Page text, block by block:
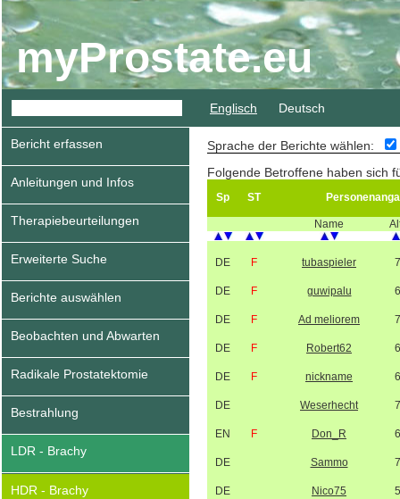
myProstate.eu
Englisch Deutsch
Bericht erfassen
Anleitungen und Infos
Therapiebeurteilungen
Erweiterte Suche
Berichte auswählen
Beobachten und Abwarten
Radikale Prostatektomie
Bestrahlung
LDR - Brachy
HDR - Brachy
Sprache der Berichte wählen:
Folgende Betroffene haben sich
Sp ST
Name
DE F tubaspieler
DE F guwipalu
DE F Ad meliorem
DE F Robert62
DE F nickname
DE Weserhecht
EN F Don_R
DE Sammo
DE Nico75